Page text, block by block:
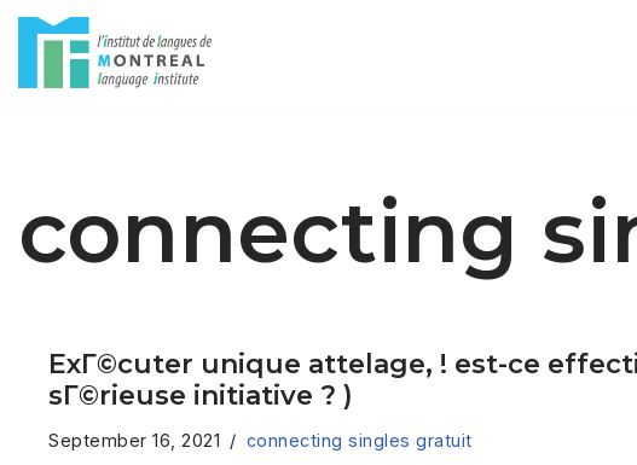
connecting
ExГ©cuter unique attelage, ! est-ce
sГ©rieuse initiative ? )
September 16, 2021 connecting singles gratuit